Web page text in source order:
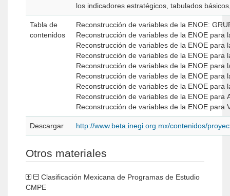
los indicadores estratégicos, tabulados
Tabla de
contenidos
Reconstrucción de variables de la ENOE:
Reconstrucción de variables de la ENOE para
Reconstrucción de variables de la ENOE para
Reconstrucción de variables de la ENOE para
Reconstrucción de variables de la ENOE para
Reconstrucción de variables de la ENOE para
Reconstrucción de variables de la ENOE para
Reconstrucción de variables de la ENOE para
Reconstrucción de variables de la ENOE para
Descargar http://www.beta.inegi.org.mx/contenidos/
Otros materiales
CMPE